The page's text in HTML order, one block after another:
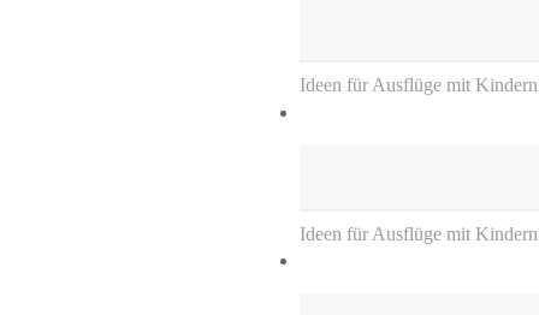
Ideen für Ausflüge mit
Ideen für Ausflüge mit